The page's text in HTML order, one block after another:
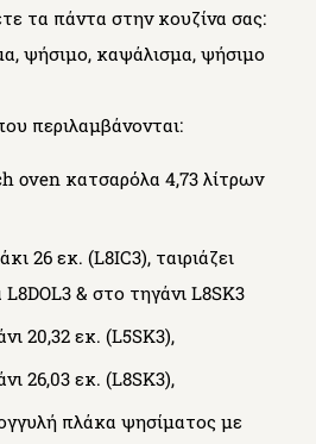
τα πάντα στην κουζίνα σας:
ψήσιμο, καψάλισμα, ψήσιμο
περιλαμβάνονται:
oven κατσαρόλα 4,73 λίτρων
26 εκ. (L8IC3), ταιριάζει
& στο τηγάνι L8SK3
20,32 εκ. (L5SK3),
26,03 εκ. (L8SK3),
πλάκα ψησίματος με